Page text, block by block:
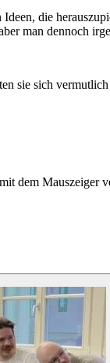
die
man dennoch
sie sich
dem Mauszeiger